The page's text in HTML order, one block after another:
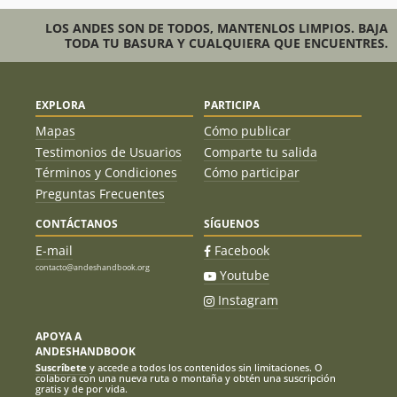
LOS ANDES SON DE TODOS, MANTENLOS LIMPIOS. BAJA
TODA TU BASURA Y CUALQUIERA QUE ENCUENTRES.
EXPLORA
Mapas
Testimonios de Usuarios
Términos y Condiciones
Preguntas Frecuentes
PARTICIPA
Cómo publicar
Comparte tu salida
Cómo participar
CONTÁCTANOS
E-mail
contacto@andeshandbook.org
SÍGUENOS
Facebook
Youtube
Instagram
APOYA A
ANDESHANDBOOK
Suscríbete y accede a todos los contenidos sin limitaciones. O
colabora con una nueva ruta o montaña y obtén una suscripción
gratis y de por vida.